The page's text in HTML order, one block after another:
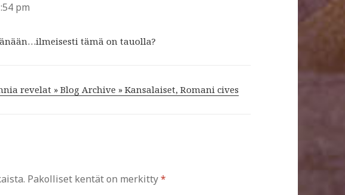
pm
tämä on tauolla?
revelat » Blog Archive » Kansalaiset, Romani cives
Pakolliset kentät on merkitty*